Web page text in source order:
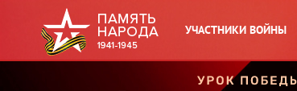
УЧАСТНИКИ ВОЙНЫ